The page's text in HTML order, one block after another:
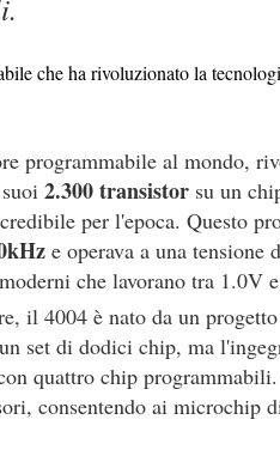
programmabile al mondo,
2.300 transistor su un
per l'epoca. Questo
e operava a una tensione
che lavorano tra 1.0V
il 4004 è nato da un
set di dodici chip, ma
quattro chip
consentendo ai microchip